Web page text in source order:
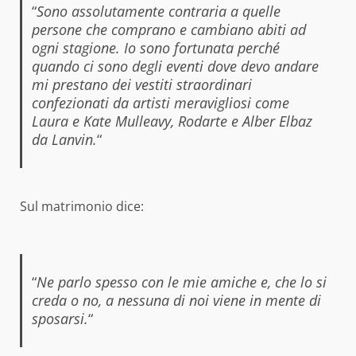
“Sono assolutamente contraria a quelle
persone che comprano e cambiano abiti ad
ogni stagione. Io sono fortunata perché
quando ci sono degli eventi dove devo andare
mi prestano dei vestiti straordinari
confezionati da artisti meravigliosi come
Laura e Kate Mulleavy, Rodarte e Alber Elbaz
da Lanvin.“
Sul matrimonio dice:
“Ne parlo spesso con le mie amiche e, che lo si
creda o no, a nessuna di noi viene in mente di
sposarsi.“